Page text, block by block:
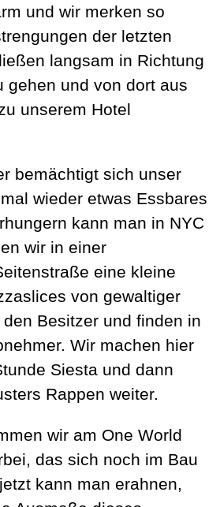
und wir merken so
der letzten
langsam in Richtung
gehen und von dort aus
unserem Hotel
bemächtigt sich unser
wieder etwas Essbares
kann man in NYC
wir in einer
eine kleine
von gewaltiger
Besitzer und finden in
Wir machen hier
Siesta und dann
Rappen weiter.
wir am One World
das sich noch im Bau
kann man erahnen,